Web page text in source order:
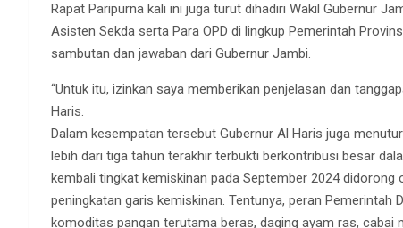
Rapat Paripurna kali ini juga turut dihadiri Wakil Gubernur
Asisten Sekda serta Para OPD di lingkup Pemerintah
sambutan dan jawaban dari Gubernur Jambi.
“Untuk itu, izinkan saya memberikan penjelasan dan
Haris.
Dalam kesempatan tersebut Gubernur Al Haris juga
lebih dari tiga tahun terakhir terbukti berkontribusi besar
kembali tingkat kemiskinan pada September 2024
peningkatan garis kemiskinan. Tentunya, peran
komoditas pangan terutama beras, daging ayam ras,